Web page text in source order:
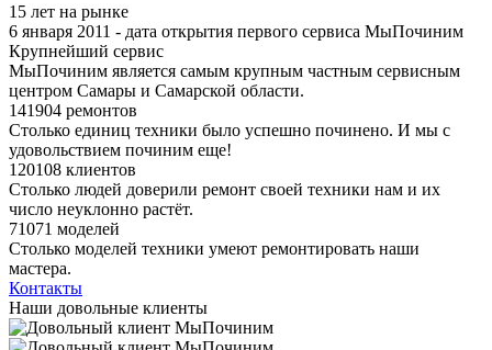
15 лет на рынке
6 января 2011 - дата открытия первого сервиса МыПочиним
Крупнейший сервис
МыПочиним является самым крупным частным сервисным
центром Самары и Самарской области.
141904 ремонтов
Столько единиц техники было успешно починено. И мы с
удовольствием починим еще!
120108 клиентов
Столько людей доверили ремонт своей техники нам и их
число неуклонно растёт.
71071 моделей
Столько моделей техники умеют ремонтировать наши
мастера.
Контакты
Наши довольные клиенты